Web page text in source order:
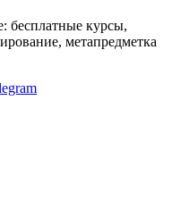
бесплатные курсы,
метапредметка